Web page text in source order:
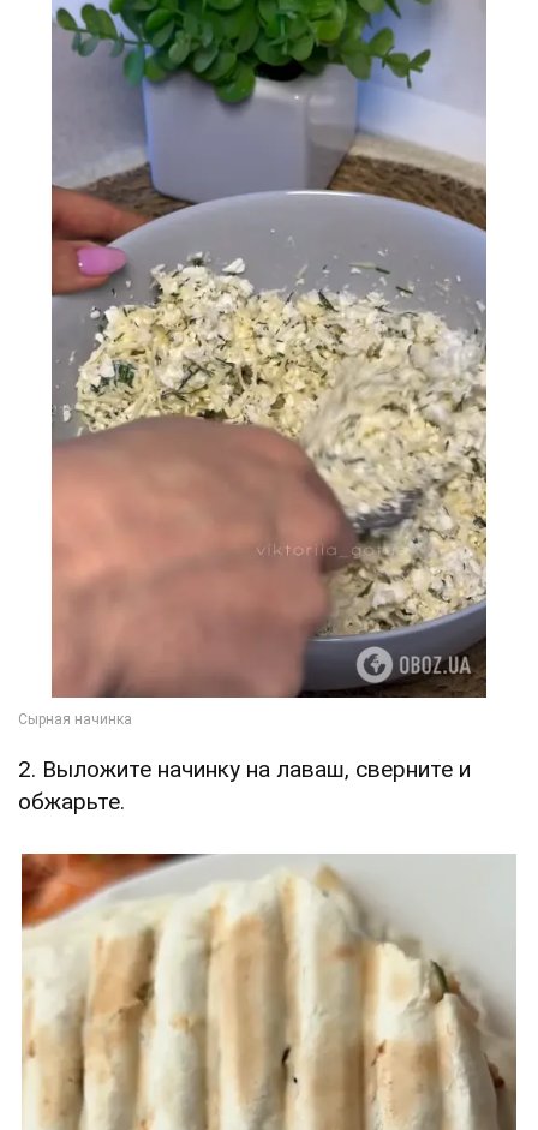
2. Выложите начинку на лаваш, сверните и
обжарьте.